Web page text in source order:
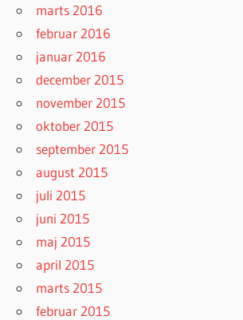
marts 2016
februar 2016
januar 2016
december 2015
november 2015
oktober 2015
september 2015
august 2015
juli 2015
juni 2015
maj 2015
april 2015
marts 2015
februar 2015